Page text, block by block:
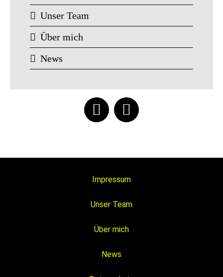
Unser Team
Über mich
News
Impressum
Unser Team
Über mich
News